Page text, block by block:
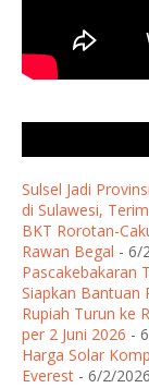
Sulsel Jadi
di Sulawesi,
BKT Rorotan-
Rawan Begal - 6/
Pascakebakaran
Siapkan Bantuan
Rupiah Turun ke
per 2 Juni 2026 -
Harga Solar
Everest - 6/2/2026